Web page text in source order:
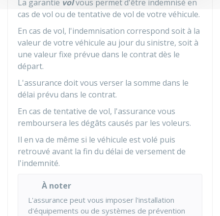
La garantie volvous permet d'être indemnisé en
cas de vol ou de tentative de vol de votre véhicule.
En cas de vol, l'indemnisation correspond soit à la
valeur de votre véhicule au jour du sinistre, soit à
une valeur fixe prévue dans le contrat dès le
départ.
L'assurance doit vous verser la somme dans le
délai prévu dans le contrat.
En cas de tentative de vol, l'assurance vous
remboursera les dégâts causés par les voleurs.
Il en va de même si le véhicule est volé puis
retrouvé avant la fin du délai de versement de
l'indemnité.
À noter
L'assurance peut vous imposer l'installation
d'équipements ou de systèmes de prévention